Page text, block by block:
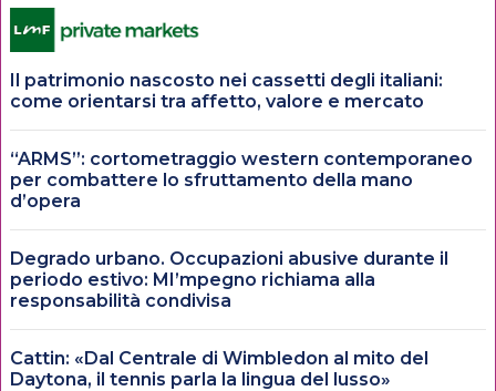
Il patrimonio nascosto nei cassetti degli italiani:
come orientarsi tra affetto, valore e mercato
“ARMS”: cortometraggio western contemporaneo
per combattere lo sfruttamento della mano
d’opera
Degrado urbano. Occupazioni abusive durante il
periodo estivo: MI’mpegno richiama alla
responsabilità condivisa
Cattin: «Dal Centrale di Wimbledon al mito del
Daytona, il tennis parla la lingua del lusso»